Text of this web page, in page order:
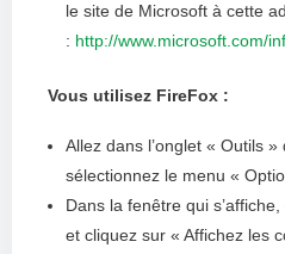
le site de Microsoft à cette
: http://www.microsoft.com/
Vous utilisez FireFox :
Allez dans l’onglet « Outils
sélectionnez le menu «
Dans la fenêtre qui
et cliquez sur « Affichez les